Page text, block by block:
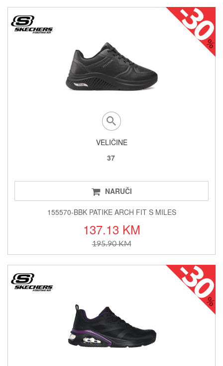
VELIČINE
37
NARUČI
155570-BBK PATIKE ARCH FIT S MILES
137.13 KM
195.90 KM